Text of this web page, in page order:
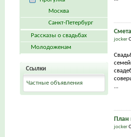
jocker
...
План
jocker
Москва
Санкт-Петербург
Рассказы о свадьбах
Молодоженам
Ссылки
Частные объявления